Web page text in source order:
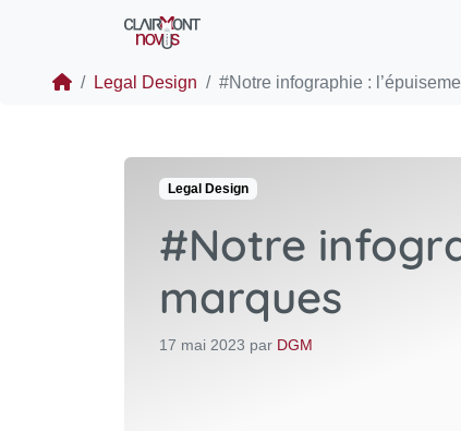
Legal Design #Notre infographie :
Legal Design
#Notre
marques
17 mai 2023 par DGM